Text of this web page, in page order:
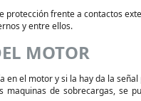
protección frente a contactos
y entre ellos.
MOTOR
en el motor y si la hay da la
maquinas de sobrecargas, se